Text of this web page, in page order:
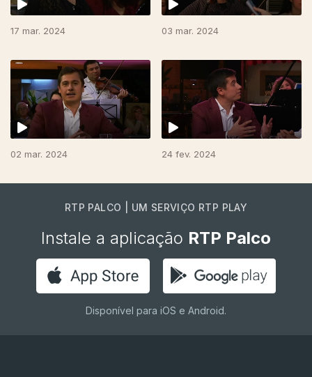
17 mar. 2024 03 mar. 2024
02 mar. 2024 24 fev. 2024
750546
RTP PALCO | UM SERVIÇO RTP PLAY
Instale a aplicação RTP Palco
Disponível para iOS e Android.